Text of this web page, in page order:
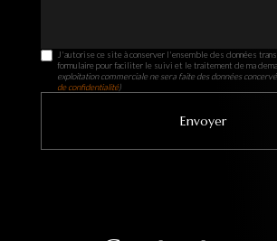
J'autorise ce site à conserver l'ensemble des données
formulaire pour faciliter le suivi et le traitement de ma
exploitation commerciale ne sera faite des données
de confidentialité)